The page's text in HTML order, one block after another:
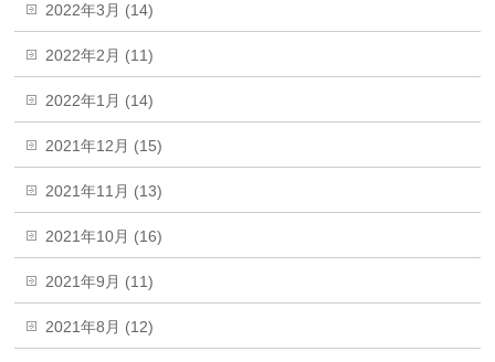
2022年3月 (14)
2022年2月 (11)
2022年1月 (14)
2021年12月 (15)
2021年11月 (13)
2021年10月 (16)
2021年9月 (11)
2021年8月 (12)